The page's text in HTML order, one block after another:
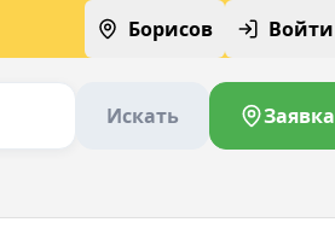
Борисов Войти
Искать Заявка